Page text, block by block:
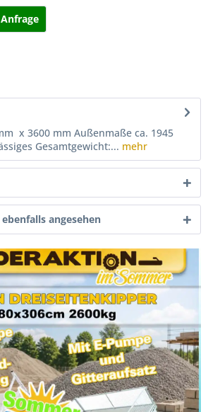
Anfrage
x 3600 mm Außenmaße ca. 1945
Gesamtgewicht:... mehr
angesehen